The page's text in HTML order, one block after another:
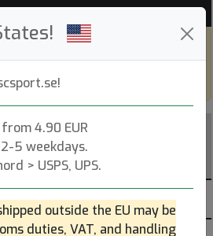
4.90 EUR
5 weekdays.
> USPS, UPS.
outside the EU may be
duties, VAT, and handling